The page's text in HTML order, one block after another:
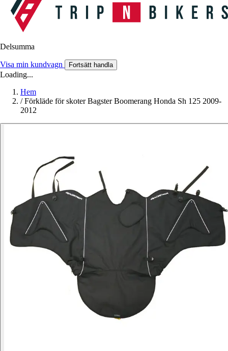
Delsumma
Visa min kundvagn Fortsätt handla
Loading...
Hem
/ Förkläde för skoter Bagster Boomerang Honda Sh 125 2009-
2012